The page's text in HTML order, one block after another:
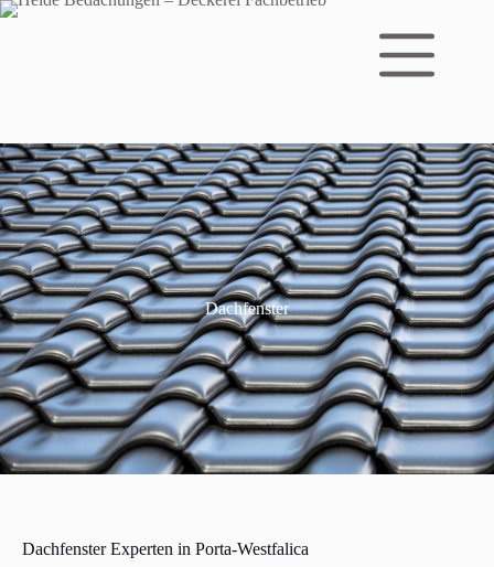
Dachfenster
Dachfenster Experten in Porta-Westfalica